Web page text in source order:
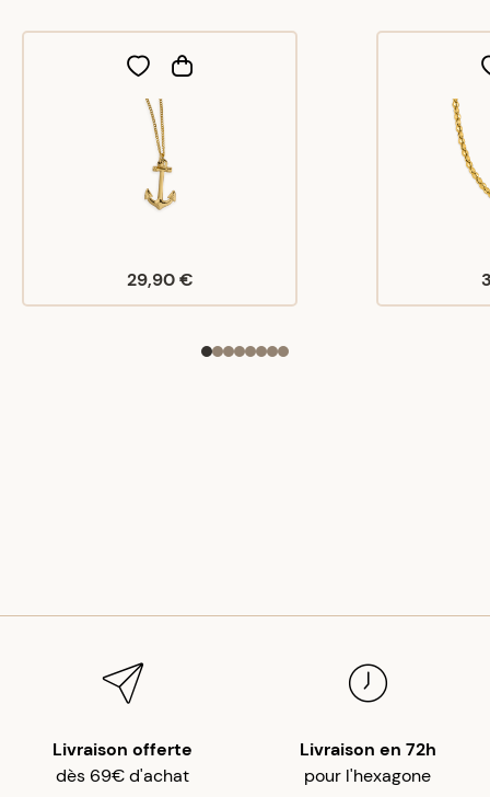
29,90 €
Livraison offerte
dès 69€ d'achat
Livraison en 72h
pour l'hexagone